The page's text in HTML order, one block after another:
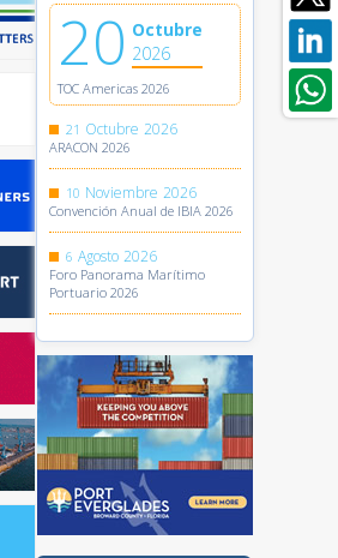
20 Octubre
2026
TOC Americas 2026
21 Octubre 2026
ARACON 2026
10 Noviembre 2026
Convención Anual de IBIA 2026
6 Agosto 2026
Foro Panorama Marítimo
Portuario 2026